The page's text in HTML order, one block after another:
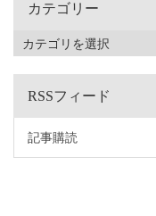
カテゴリー
RSSフィード
記事購読